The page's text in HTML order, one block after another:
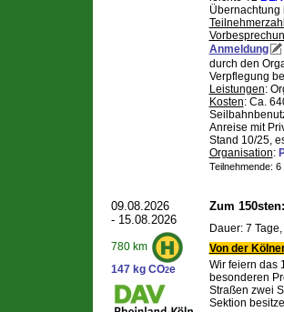
Übernachtung
Anmeldung
durch den
Verpflegung
Leistungen:
Kosten: Ca.
Anreise mit
Stand 10/25,
Organisation:
Teilnehmende:
09.08.2026
- 15.08.2026
780 km
147 kg CO2e
Zum
Dauer: 7
Von der
Wir feiern das
besonderen
Straßen zwei
Sektion